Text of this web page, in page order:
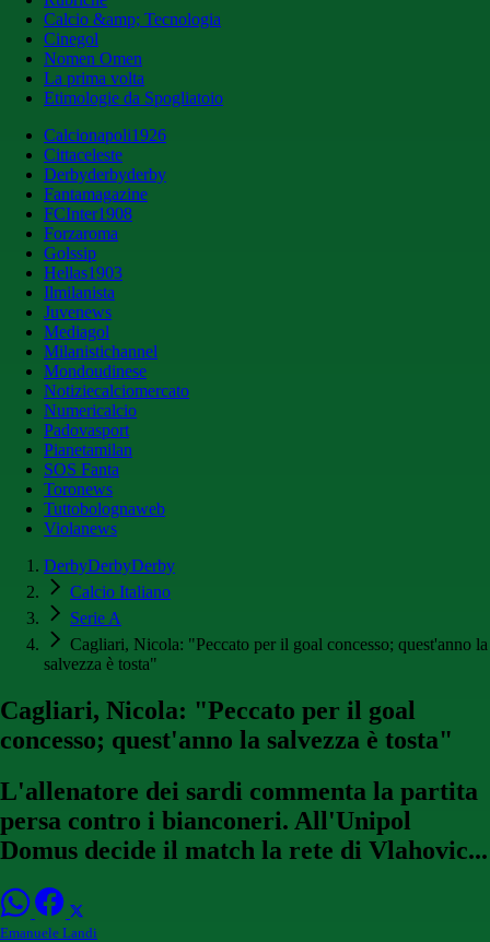
Calcio &amp; Tecnologia
Cinegol
Nomen Omen
La prima volta
Etimologie da Spogliatoio
Calcionapoli1926
Cittaceleste
Derbyderbyderby
Fantamagazine
FCInter1908
Forzaroma
Golssip
Hellas1903
Ilmilanista
Juvenews
Mediagol
Milanistichannel
Mondoudinese
Notiziecalciomercato
Numericalcio
Padovasport
Pianetamilan
SOS Fanta
Toronews
Tuttobolognaweb
Violanews
DerbyDerbyDerby
Calcio Italiano
Serie A
Cagliari, Nicola: "Peccato per il goal concesso; quest'anno la
salvezza è tosta"
Cagliari, Nicola: "Peccato per il goal
concesso; quest'anno la salvezza è tosta"
L'allenatore dei sardi commenta la partita
persa contro i bianconeri. All'Unipol
Domus decide il match la rete di Vlahovic...
Emanuele Landi